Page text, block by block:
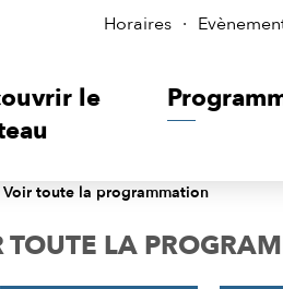
Horaires
le
Voir toute la programmation
TOUTE LA